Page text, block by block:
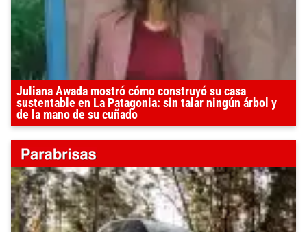
Juliana Awada mostró cómo construyó su casa
sustentable en La Patagonia: sin talar ningún árbol y
de la mano de su cuñado